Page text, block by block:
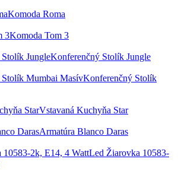
Komoda Roma
Komoda Tom 3
Konferenčný Stolík Jungle
Konferenčný Stolík
Vstavaná Kuchyňa Star
Armatúra Blanco Daras
Led Žiarovka 10583-